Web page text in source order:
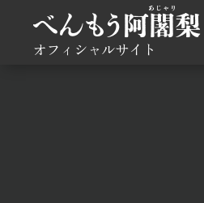
オフィシャルサイト